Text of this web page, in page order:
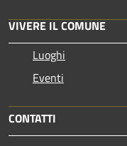
VIVERE IL COMUNE
Luoghi
Eventi
CONTATTI